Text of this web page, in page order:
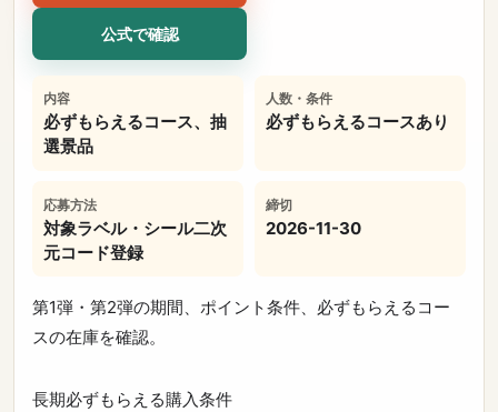
公式で確認
内容
必ずもらえるコース、抽
選景品
人数・条件
必ずもらえるコースあり
応募方法
対象ラベル・シール二次
元コード登録
締切
2026-11-30
第1弾・第2弾の期間、ポイント条件、必ずもらえるコー
スの在庫を確認。
長期必ずもらえる購入条件